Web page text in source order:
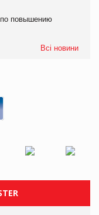
повышению
Всі новини